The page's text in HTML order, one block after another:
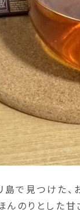
で見つけた、
ほんのりとした